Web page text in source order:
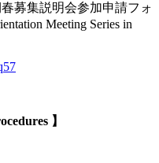
募集説明会参加申請フォ
Meeting Series in
】